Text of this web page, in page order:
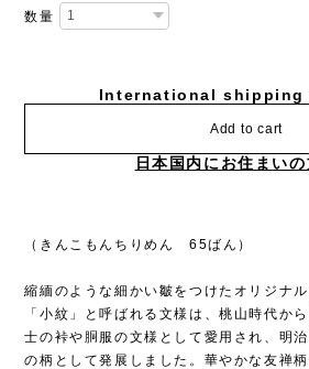
数量
International shipping
Add to cart
日本国内にお住まい
（きんこもんちりめん 65ばん）
縮緬のような細かい皺をつけたオリジナル
「小紋」と呼ばれる文様は、桃山時代か
士の裃や胴服の文様として愛用され、明
の柄として発展しました。華やかな友禅柄